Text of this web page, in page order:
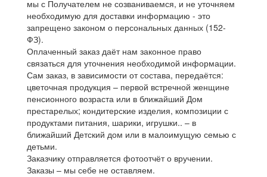
мы с Получателем не созваниваемся, и не уточняем
необходимую для доставки информацию - это
запрещено законом о персональных данных (152-
ФЗ).
Оплаченный заказ даёт нам законное право
связаться для уточнения необходимой информации.
Сам заказ, в зависимости от состава, передаётся:
цветочная продукция – первой встречной женщине
пенсионного возраста или в ближайший Дом
престарелых; кондитерские изделия, композиции с
продуктами питания, шарики, игрушки.. – в
ближайший Детский дом или в малоимущую семью с
детьми.
Заказчику отправляется фотоотчёт о вручении.
Заказы – мы себе не оставляем.